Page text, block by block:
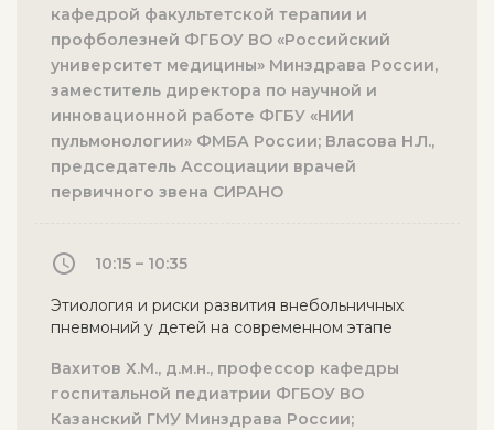
кафедрой факультетской терапии и
профболезней ФГБОУ ВО «Российский
университет медицины» Минздрава России,
заместитель директора по научной и
инновационной работе ФГБУ «НИИ
пульмонологии» ФМБА России; Власова Н.Л.,
председатель Ассоциации врачей
первичного звена СИРАНО
10:15 – 10:35
Этиология и риски развития внебольничных
пневмоний у детей на современном этапе
Вахитов Х.М., д.м.н., профессор кафедры
госпитальной педиатрии ФГБОУ ВО
Казанский ГМУ Минздрава России;